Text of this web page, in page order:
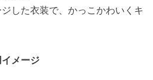
した衣装で、かっこかわいくキ
メージ